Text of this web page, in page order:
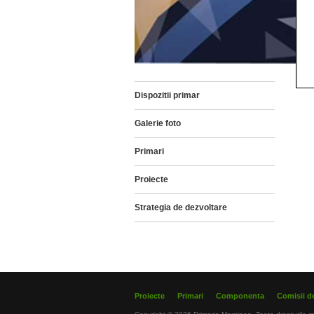
Dispozitii primar
Galerie foto
Primari
Proiecte
Strategia de dezvoltare
Proiecte Primari Componenta Comisii